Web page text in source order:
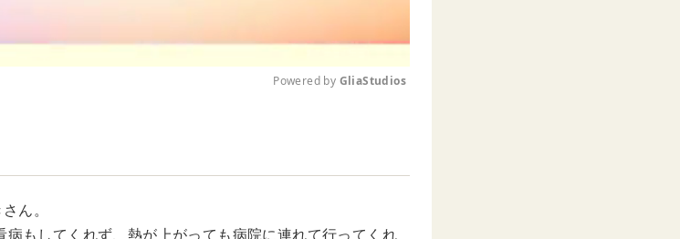
t
Powered by GliaStudios
ん。
もしてくれず、熱が上がっても病院に連れて行ってくれ